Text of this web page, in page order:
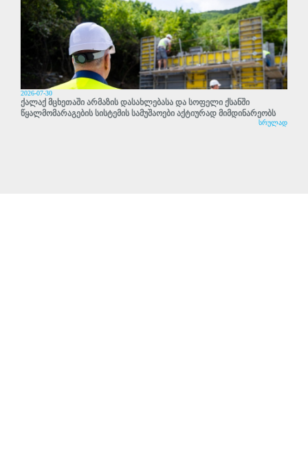
2026-07-30
ქალაქ მცხეთაში არმაზის დასახლებასა და სოფელი ქსანში
წყალმომარაგების სისტემის სამუშაოები აქტიურად მიმდინარეობს
სრულად